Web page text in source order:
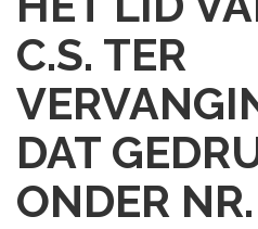
C.S. TER
DAT
ONDER